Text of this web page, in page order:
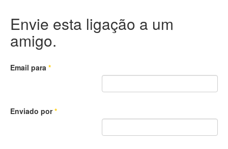
Envie esta ligação a um
amigo.
Email para *
Enviado por*